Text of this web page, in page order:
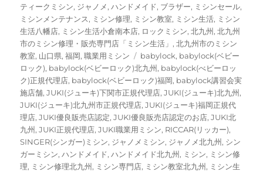
リ
ー
ティークミシン, ジャノメ,ハンドメイド, ブラザー, ミシンセール,
ミシンメンテナンス, ミシン修理, ミシン教室, ミシン生活, ミシン
生活八幡店, ミシン生活小倉南本店, ロックミシン,北九州 ,北九州
市のミシン修理・販売専門店「ミシン生活」 ,北九州市のミシン
教室, 山口県,福岡,職業用ミシン
タ
グ
babylock, babylock(ベビー
ロック), babylock(ベビーロック)北九州 , babylock(べビーロッ
ク)正規代理店, babylock(ベビーロック)福岡, babylock講習会実
施店舗,JUKI(ジューキ)下関市正規代理店,JUKI(ジューキ)北九州 ,
JUKI(ジューキ)北九州市正規代理店,JUKI(ジューキ)福岡正規代
理店,JUKI優良販売店認定,JUKI優良販売店認定のお店,JUKI北
九州 ,JUKI正規代理店,JUKI職業用ミシン, RICCAR(リッカー),
SINGER(シンガー)ミシン, ジャノメミシン, ジャノメ北九州 , シン
ガーミシン,ハンドメイド,ハンドメイド北九州 , ミシン, ミシン修
理, ミシン修理北九州 , ミシン専門店, ミシン教室北九州 , ミシン生